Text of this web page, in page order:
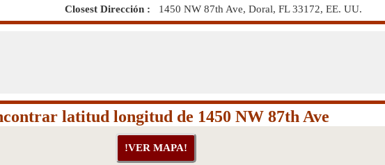
Closest Dirección :
1450 NW 87th Ave, Doral, FL 33172, EE. UU.
latitud longitud de 1450 NW 87th Ave